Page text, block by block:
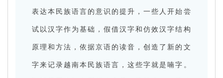
表达本民族语言的意识的提升，一些人开始尝
试以汉字作为基础，假借汉字和仿效汉字结构
原理和方法，依据京语的读音，创造了新的文
字来记录越南本民族语言，这些字就是喃字。